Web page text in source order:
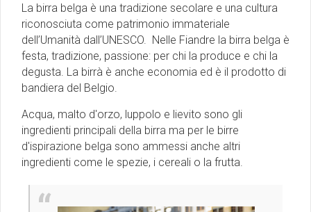
La birra belga è una tradizione secolare e una cultura
riconosciuta come patrimonio immateriale
dell’Umanità dall’UNESCO. Nelle Fiandre la birra belga è
festa, tradizione, passione: per chi la produce e chi la
degusta. La birrà è anche economia ed è il prodotto di
bandiera del Belgio.
Acqua, malto d'orzo, luppolo e lievito sono gli
ingredienti principali della birra ma per le birre
d'ispirazione belga sono ammessi anche altri
ingredienti come le spezie, i cereali o la frutta.